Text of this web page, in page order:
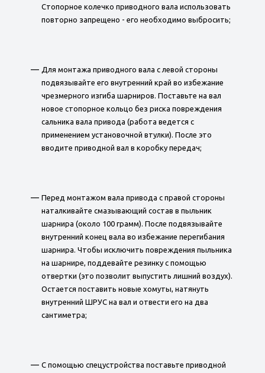
Стопорное колечко приводного вала использовать
повторно запрещено - его необходимо выбросить;
Для монтажа приводного вала с левой стороны
подвязывайте его внутренний край во избежание
чрезмерного изгиба шарниров. Поставьте на вал
новое стопорное кольцо без риска повреждения
сальника вала привода (работа ведется с
применением установочной втулки). После это
вводите приводной вал в коробку передач;
Перед монтажом вала привода с правой стороны
наталкивайте смазывающий состав в пыльник
шарнира (около 100 грамм). После подвязывайте
внутренний конец вала во избежание перегибания
шарнира. Чтобы исключить повреждения пыльника
на шарнире, поддевайте резинку с помощью
отвертки (это позволит выпустить лишний воздух).
Остается поставить новые хомуты, натянуть
внутренний ШРУС на вал и отвести его на два
сантиметра;
С помощью спецустройства поставьте приводной